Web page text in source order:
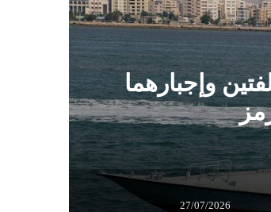
وإجبارهما
27/07/2026